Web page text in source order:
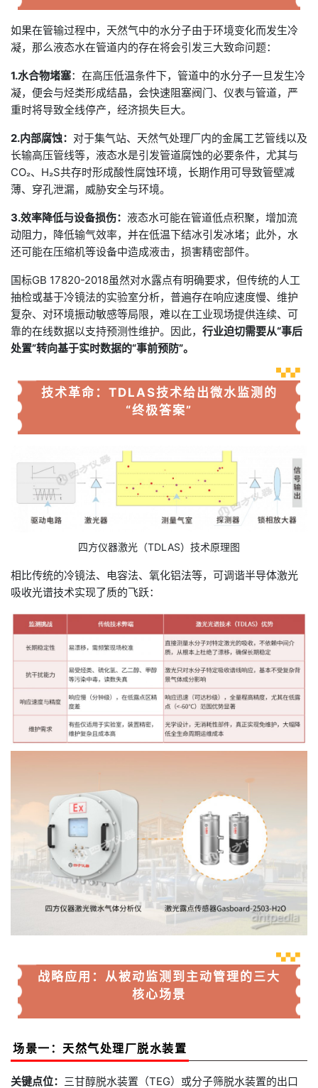
如果在管输过程中，天然气中的水分子由于环境变化而发生冷
凝，那么液态水在管道内的存在将会引发三大致命问题：
1.水合物堵塞：在高压低温条件下，管道中的水分子一旦发生冷
凝，便会与烃类形成结晶，会快速阻塞阀门、仪表与管道，严
重时将导致全线停产，经济损失巨大。
2.内部腐蚀： 对于集气站、天然气处理厂内的金属工艺管线以及
长输高压管线等，液态水是引发管道腐蚀的必要条件，尤其与
CO₂、H₂S共存时形成酸性腐蚀环境，长期作用可导致管壁减
薄、穿孔泄漏，威胁安全与环境。
3.效率降低与设备损伤： 液态水可能在管道低点积聚，增加流
动阻力，降低输气效率，并在低温下结冰引发冰堵；此外，水
还可能在压缩机等设备中造成液击，损害精密部件。
国标GB 17820-2018虽然对水露点有明确要求，但传统的人工
抽检或基于冷镜法的实验室分析，普遍存在响应速度慢、维护
复杂、对环境振动敏感等局限，难以在工业现场提供连续、可
靠的在线数据以支持预测性维护。因此， 行业迫切需要从“事后
处置”转向基于实时数据的“事前预防”。
技术革命：TDLAS技术给出微水监测的
“终极答案”
四方仪器激光（TDLAS）技术原理图
相比传统的冷镜法、电容法、氧化铝法等，可调谐半导体激光
吸收光谱技术实现了质的飞跃：
战略应用：从被动监测到主动管理的三大
核心场景
场景一：天然气处理厂脱水装置
关键点位： 三甘醇脱水装置（TEG）或分子筛脱水装置的出口